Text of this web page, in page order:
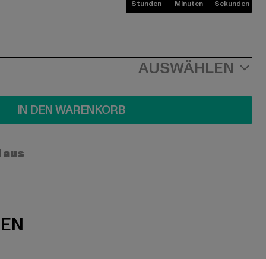
Stunden Minuten Sekunden
AUSWÄHLEN
IN DEN WARENKORB